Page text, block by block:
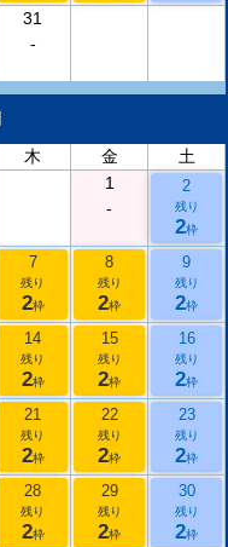
31
-
木 金
土
1
-
2
残り
2枠
7
残り
2枠
8
残り
2枠
9
残り
2枠
14
残り
2枠
15
残り
2枠
16
残り
2枠
21
残り
2枠
22
残り
2枠
23
残り
2枠
28
残り
2枠
29
残り
2枠
30
残り
2枠